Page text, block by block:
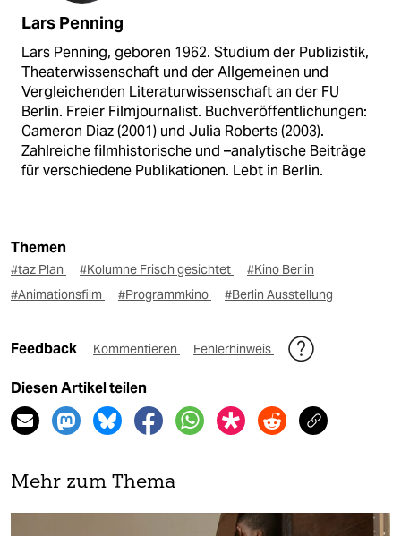
Lars Penning
Lars Penning, geboren 1962. Studium der Publizistik,
Theaterwissenschaft und der Allgemeinen und
Vergleichenden Literaturwissenschaft an der FU
Berlin. Freier Filmjournalist. Buchveröffentlichungen:
Cameron Diaz (2001) und Julia Roberts (2003).
Zahlreiche filmhistorische und –analytische Beiträge
für verschiedene Publikationen. Lebt in Berlin.
Themen
#taz Plan #Kolumne Frisch gesichtet
#Kino Berlin
#Animationsfilm
#Programmkino #Berlin Ausstellung
Feedback Kommentieren Fehlerhinweis
Diesen Artikel teilen
Mehr zum Thema